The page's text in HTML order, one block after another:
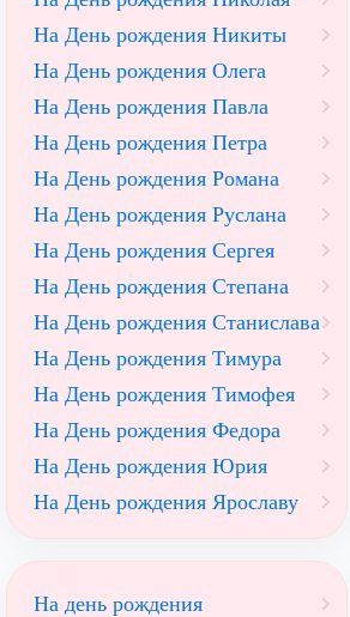
На День рождения Никиты
На День рождения Олега
На День рождения Павла
На День рождения Петра
На День рождения Романа
На День рождения Руслана
На День рождения Сергея
На День рождения Степана
На День рождения Станислава
На День рождения Тимура
На День рождения Тимофея
На День рождения Федора
На День рождения Юрия
На День рождения Ярославу
На день рождения